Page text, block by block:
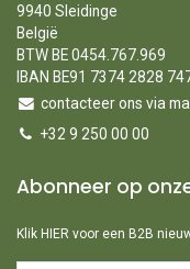
9940 Sleidinge
België
BTW BE 0454.767.969
IBAN BE91 7374 2828
contacteer ons via
+32 9 250 00 00
Abonneer op
Klik HIER voor een B2B